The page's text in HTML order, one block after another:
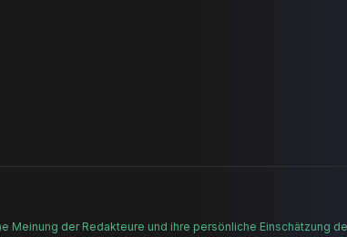
der Redakteure und ihre persönliche Einschätzung